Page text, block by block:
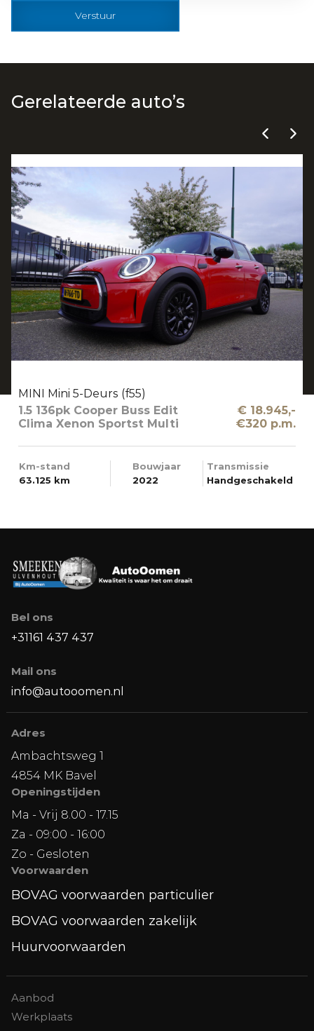
Verstuur
Gerelateerde auto’s
MINI Mini 5-Deurs (f55)
1.5 136pk Cooper Buss Edit
Clima Xenon Sportst Multi
€ 18.945,-
€320 p.m.
Km-stand
63.125 km
Bouwjaar
2022
Transmissie
Handgeschakeld
Bel ons
+31161 437 437
Mail ons
info@autooomen.nl
Adres
Ambachtsweg 1
4854 MK Bavel
Openingstijden
Ma - Vrij 8.00 - 17.15
Za - 09:00 - 16:00
Zo - Gesloten
Voorwaarden
BOVAG voorwaarden particulier
BOVAG voorwaarden zakelijk
Huurvoorwaarden
Aanbod
Werkplaats